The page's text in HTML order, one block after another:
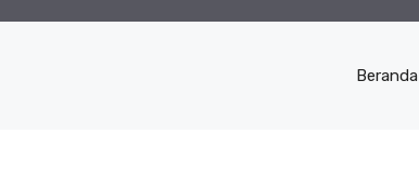
Beranda